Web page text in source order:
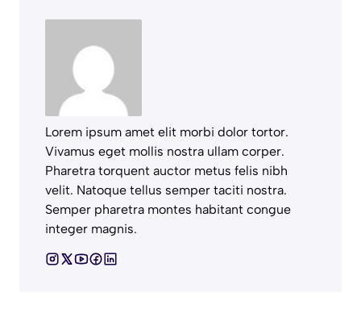
Lorem ipsum amet elit morbi dolor tortor.
Vivamus eget mollis nostra ullam corper.
Pharetra torquent auctor metus felis nibh
velit. Natoque tellus semper taciti nostra.
Semper pharetra montes habitant congue
integer magnis.